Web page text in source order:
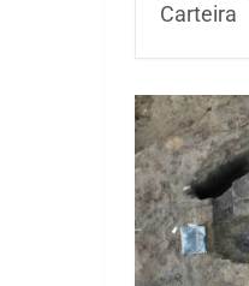
Carteira